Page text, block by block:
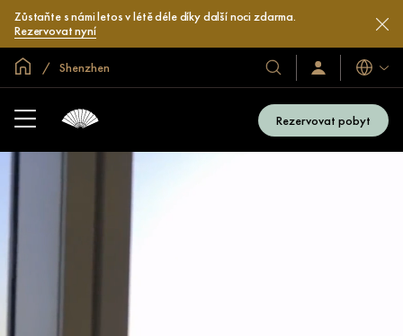
Zůstaňte s námi letos v létě déle díky další noci zdarma.
Rezervovat nyní
Domovská stránka
Shenzhen
Naše
hotely
a
resorty
Přihlaste
se
se
Jazyky
Rezervovat pobyt